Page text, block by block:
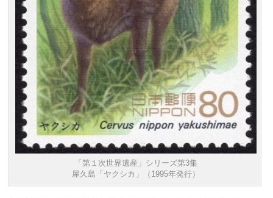
「第１次世界遺産」シリーズ第3集
屋久島「ヤクシカ」（1995年発行）